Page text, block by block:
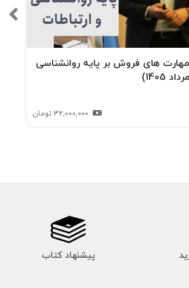
شبیه به فرآیند روان‌درمانی تحلیلی
روان‌کاو فقط شنونده نیست، بلکه
تسهیل‌گر کشف است.۶. برند به‌مثابه روایت جمعیدر
نشان می‌دهد که برند دیگر
نیست؛ بلکه روایتی است که
می‌شوند — و برند به اسطوره بدل می‌شود.۷. کاربرد
ایرانیدر ایران که مفهوم «هویت
های فروش بر پایه روانشناسی
1405)
32,000,000 تومان
پیشنهاد کتاب